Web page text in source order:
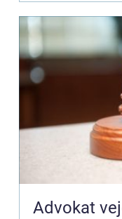
Advokat vejen sådan